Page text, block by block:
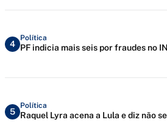
4
Política
PF indicia mais seis por fraudes no
5
Política
Raquel Lyra acena a Lula e diz não